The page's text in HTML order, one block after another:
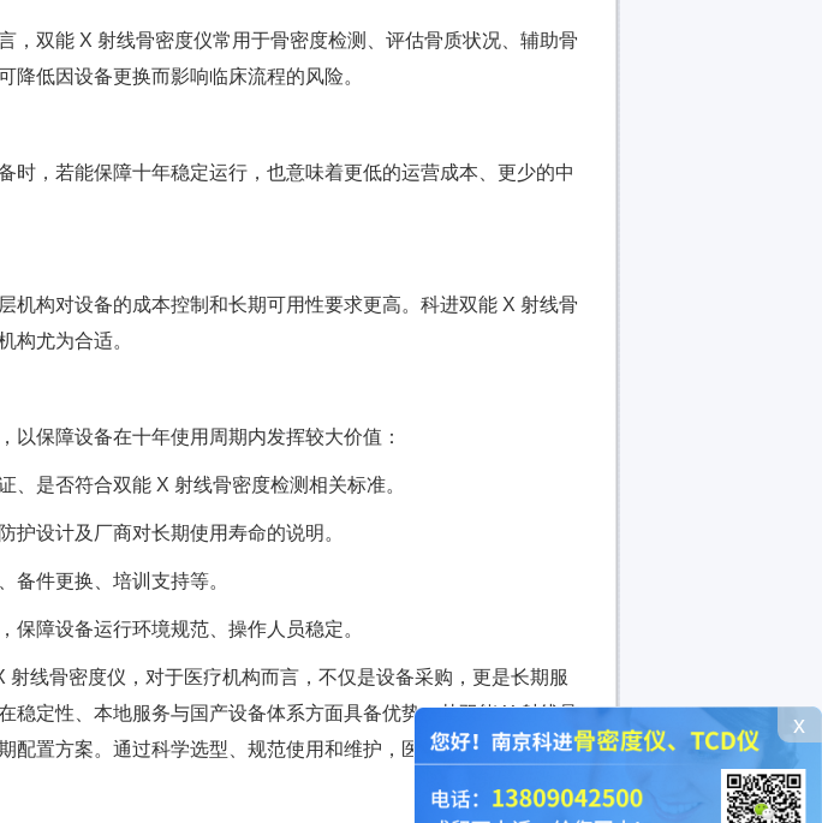
x
，双能 X 射线骨密度仪常用于骨密度检测、评估骨质状况、辅助骨
降低因设备更换而影响临床流程的风险。
时，若能保障十年稳定运行，也意味着更低的运营成本、更少的中
机构对设备的成本控制和长期可用性要求更高。科进双能 X 射线骨
构尤为合适。
以保障设备在十年使用周期内发挥较大价值：
、是否符合双能 X 射线骨密度检测相关标准。
护设计及厂商对长期使用寿命的说明。
备件更换、培训支持等。
保障设备运行环境规范、操作人员稳定。
射线骨密度仪，对于医疗机构而言，不仅是设备采购，更是长期服
稳定性、本地服务与国产设备体系方面具备优势，其双能 X 射线骨
配置方案。通过科学选型、规范使用和维护，医疗机构可以实现“买